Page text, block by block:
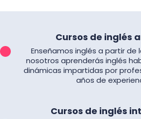
Cursos de inglés
Enseñamos inglés a partir de
nosotros aprenderás inglés
dinámicas impartidas por
años de
Cursos de inglés